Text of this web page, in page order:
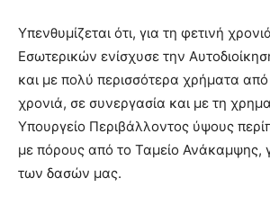
hd
porn
Υπενθυμίζεται ότι, για τη φετινή
Εσωτερικών ενίσχυσε την
και με πολύ περισσότερα χρήματα
χρονιά, σε συνεργασία και με τη
Υπουργείο Περιβάλλοντος ύψους
με πόρους από το Ταμείο Ανάκαμψης,
των δασών μας.